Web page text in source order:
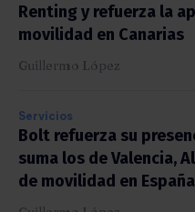
Renting y refuerza la
movilidad en Canarias
Guillermo López
Servicios
Bolt refuerza su
suma los de Valencia,
de movilidad en España